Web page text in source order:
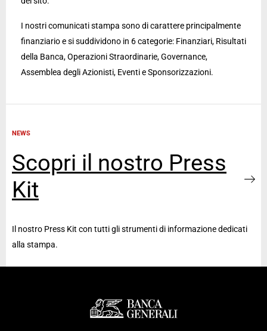
I nostri comunicati stampa sono di carattere principalmente
finanziario e si suddividono in 6 categorie: Finanziari, Risultati
della Banca, Operazioni Straordinarie, Governance,
Assemblea degli Azionisti, Eventi e Sponsorizzazioni.
NEWS
Scopri il nostro Press
Kit
Il nostro Press Kit con tutti gli strumenti di informazione dedicati
alla stampa.